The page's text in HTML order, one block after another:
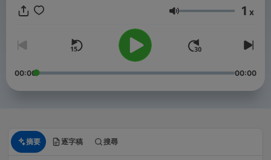
音量 1 x
00:00 00:00
摘要 逐字稿 搜尋